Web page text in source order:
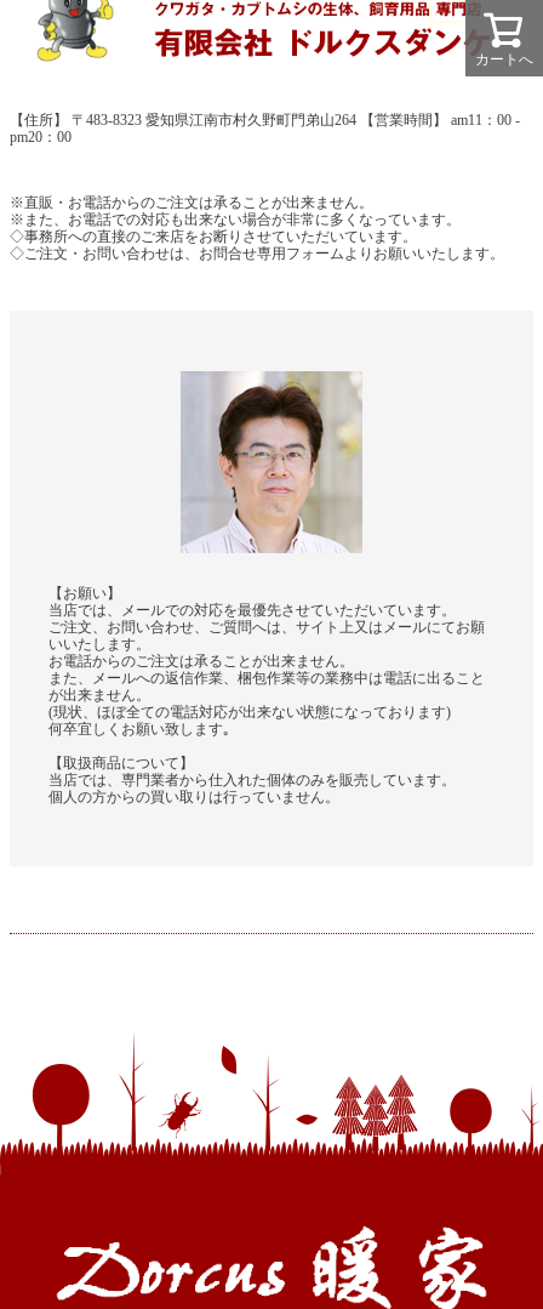
【住所】 〒483-8323 愛知県江南市村久野町門弟山264 【営業時間】 am11：00 -
pm20：00
※直販・お電話からのご注文は承ることが出来ません。
※また、お電話での対応も出来ない場合が非常に多くなっています。
◇事務所への直接のご来店をお断りさせていただいています。
◇ご注文・お問い合わせは、お問合せ専用フォームよりお願いいたします。
【お願い】
当店では、メールでの対応を最優先させていただいています。
ご注文、お問い合わせ、ご質問へは、サイト上又はメールにてお願
いいたします。
お電話からのご注文は承ることが出来ません。
また、メールへの返信作業、梱包作業等の業務中は電話に出ること
が出来ません。
(現状、ほぼ全ての電話対応が出来ない状態になっております)
何卒宜しくお願い致します｡
【取扱商品について】
当店では、専門業者から仕入れた個体のみを販売しています。
個人の方からの買い取りは行っていません。
カートへ